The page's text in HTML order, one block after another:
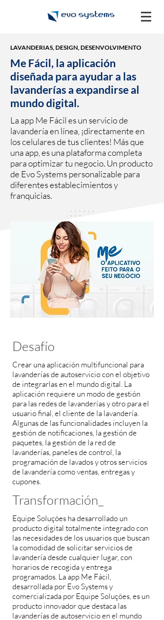
LAVANDERIAS, DESIGN, DESENVOLVIMENTO
Me Fácil, la aplicación
diseñada para ayudar a las
lavanderías a expandirse al
mundo digital.
La app Me Fácil es un servicio de
lavandería en línea, ¡directamente en
los celulares de tus clientes! Más que
una app, es una plataforma completa
para optimizar tu negocio. Un producto
de Evo Systems personalizable para
diferentes establecimientos y
franquicias.
Desafío
Crear una aplicación multifuncional para
lavanderías de autoservicio con el objetivo
de integrarlas en el mundo digital. La
aplicación requiere un modo de gestión
para las redes de lavanderías y otro para el
usuario final, el cliente de la lavandería.
Algunas de las funcionalidades incluyen la
gestión de notificaciones, la gestión de
paquetes, la gestión de la red de
lavanderías, paneles de control, la
programación de lavados y otros servicios
de lavandería como ventas, entregas y
cupones.
Transformación_
Equipe Soluções ha desarrollado un
producto digital totalmente integrado con
las necesidades de los usuarios que buscan
la comodidad de solicitar servicios de
lavandería desde cualquier lugar, con
horarios de recogida y entrega
programados. La app Me Fácil,
desarrollada por Evo Systems y
comercializada por Equipe Soluções, es un
producto innovador que destaca las
lavanderías de autoservicio en el mundo